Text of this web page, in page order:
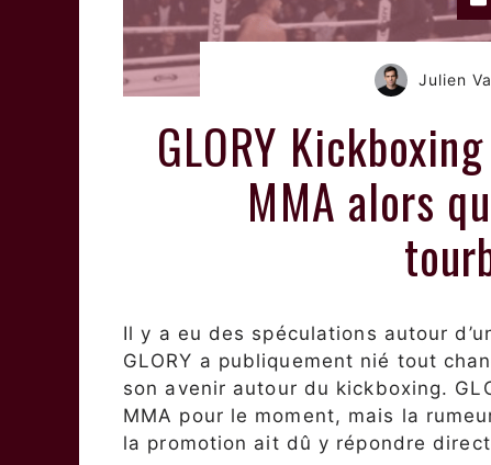
Julien
GLORY
MMA alors
Il y a eu des spéculations autour
GLORY a publiquement nié tout
son avenir autour du kickboxing.
MMA pour le moment, mais la
la promotion ait dû y répondre